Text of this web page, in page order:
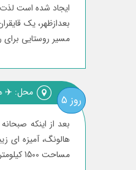
بعدازظھر، یک
مسیر روستایی برای
روز 5
محل: ✈️
بعد از اینکه
مساحت 1500 کیلومتر مربع را در بر می گیرد.